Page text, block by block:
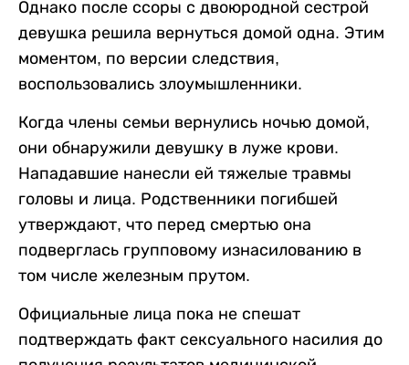
Однако после ссоры с двоюродной сестрой
девушка решила вернуться домой одна. Этим
моментом, по версии следствия,
воспользовались злоумышленники.
Когда члены семьи вернулись ночью домой,
они обнаружили девушку в луже крови.
Нападавшие нанесли ей тяжелые травмы
головы и лица. Родственники погибшей
утверждают, что перед смертью она
подверглась групповому изнасилованию в
том числе железным прутом.
Официальные лица пока не спешат
подтверждать факт сексуального насилия до